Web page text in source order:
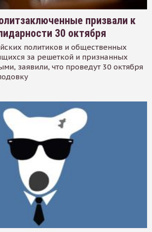
призвали к
30 октября
политиков и общественных
за решеткой и признанных
заявили, что проведут 30 октября